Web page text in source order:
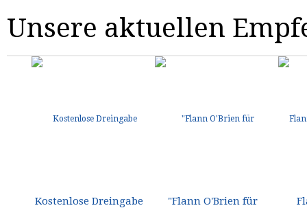
Unsere aktuellen
Kostenlose Dreingabe
"Flann O'Brien für